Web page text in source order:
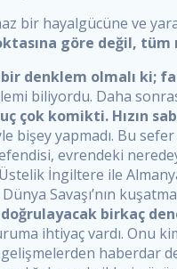
bir hayalgücüne ve
göre değil,
bir denklem olmalı ki;
biliyordu. Daha
çok komikti. Hızın
yapmadı. Bu sefer
evrendeki
İngiltere ile
Savaşı’nın
birkaç
ihtiyaç vardı. Onu
gelişmelerden